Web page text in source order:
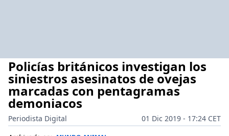
Policías británicos investigan los
siniestros asesinatos de ovejas
marcadas con pentagramas
demoniacos
Periodista Digital
01 Dic 2019 - 17:24 CET